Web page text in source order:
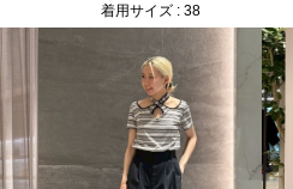
着用サイズ : 38